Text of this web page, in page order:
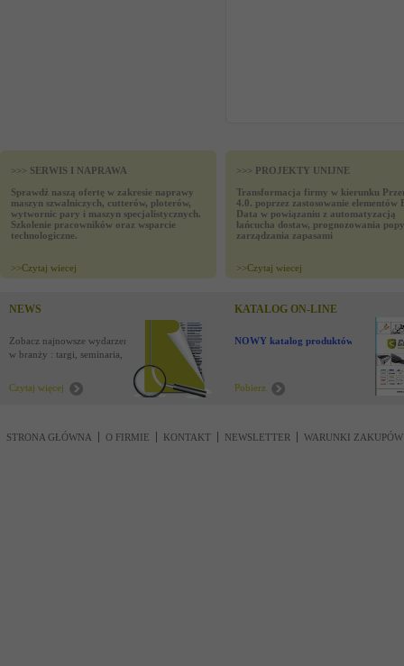
>>> SERWIS I NAPRAWA
Sprawdź naszą ofertę w zakresie naprawy
maszyn szwalniczych, cutterów, ploterów,
wytwornic pary i maszyn specjalistycznych.
Szkolenie pracowników oraz wsparcie
technologiczne.
>>Czytaj wiecej
>>> PROJEKTY UNIJNE
Transformacja firmy w kierunku
4.0. poprzez zastosowanie elementów
Data w powiązaniu z automatyzacją
łańcucha dostaw, prognozowania
zarządzania zapasami
>>Czytaj wiecej
NEWS
Zobacz najnowsze wydarzenia
w branży : targi, seminaria,
Czytaj więcej
KATALOG ON-LINE
NOWY katalog produktów !
Pobierz
STRONA GŁÓWNA O FIRMIE KONTAKT NEWSLETTER WARUNKI ZAKUPÓW